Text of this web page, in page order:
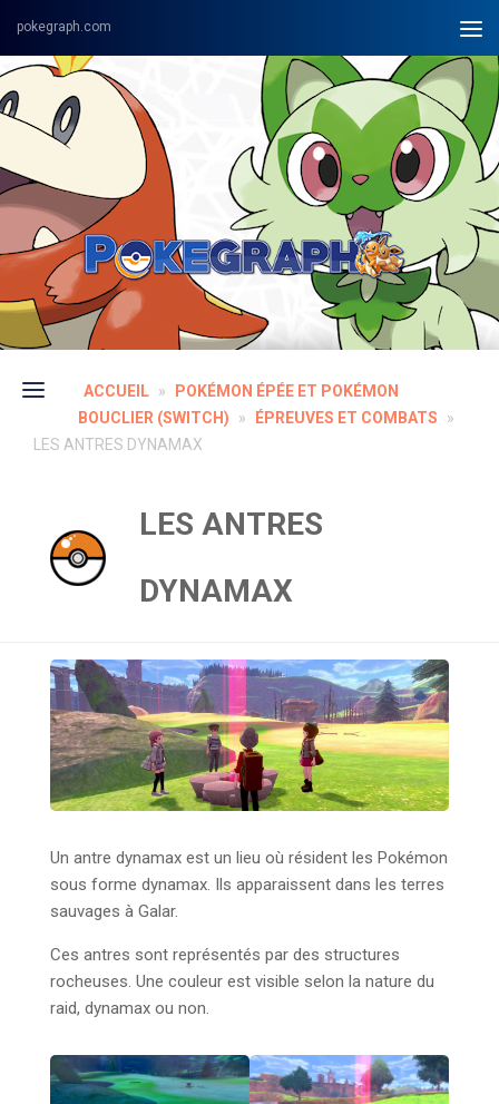
Skip to content
ACCUEIL »
POKÉMON ÉPÉE ET POKÉMON
BOUCLIER (SWITCH)
» ÉPREUVES ET COMBATS
»
LES ANTRES DYNAMAX
LES ANTRES
DYNAMAX
Un antre dynamax est un lieu où résident les Pokémon
sous forme dynamax. Ils apparaissent dans les terres
sauvages à Galar.
Ces antres sont représentés par des structures
rocheuses. Une couleur est visible selon la nature du
raid, dynamax ou non.